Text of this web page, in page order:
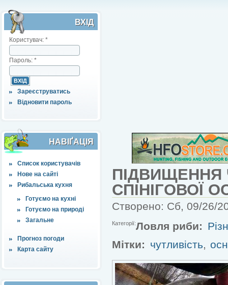
ВХІД
Користувач: *
Пароль: *
Зареєструватись
Відновити пароль
НАВІҐАЦІЯ
Список користувачів
Нове на сайті
Рибальська кухня
Готуємо на кухні
Готуємо на природі
Загальне
Прогноз погоди
Карта сайту
ПІДВИЩЕННЯ
СПІНІГОВОЇ
Створено: Сб, 09/26/
Категорії:Ловля риби:
Мітки: чутливість,